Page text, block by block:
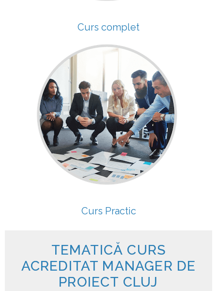
Curs complet
Curs Practic
TEMATICĂ CURS
ACREDITAT MANAGER DE
PROIECT CLUJ